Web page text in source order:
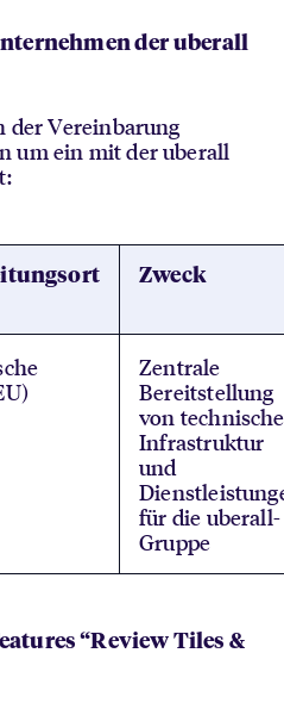
der uberall
der Vereinbarung
um ein mit der uberall
Zweck
Zentrale
Bereitstellung
von
Infrastruktur
und
für die uberall-
Gruppe
“Review Tiles &